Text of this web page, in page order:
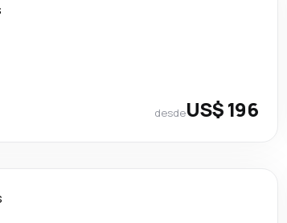
desdeUS$ 196